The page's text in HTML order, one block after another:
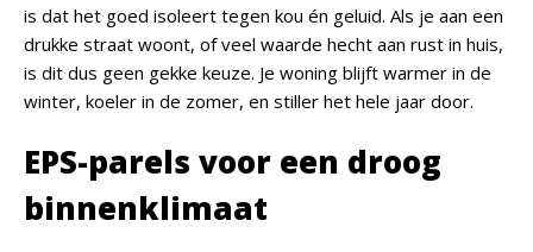
is dat het goed isoleert tegen kou én geluid. Als je aan een
drukke straat woont, of veel waarde hecht aan rust in huis,
is dit dus geen gekke keuze. Je woning blijft warmer in de
winter, koeler in de zomer, en stiller het hele jaar door.
EPS-parels voor een droog
binnenklimaat